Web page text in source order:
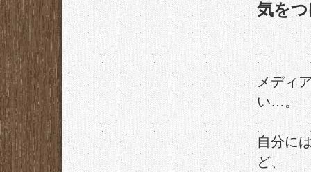
気を
メディ
い…。
自分に
ど、